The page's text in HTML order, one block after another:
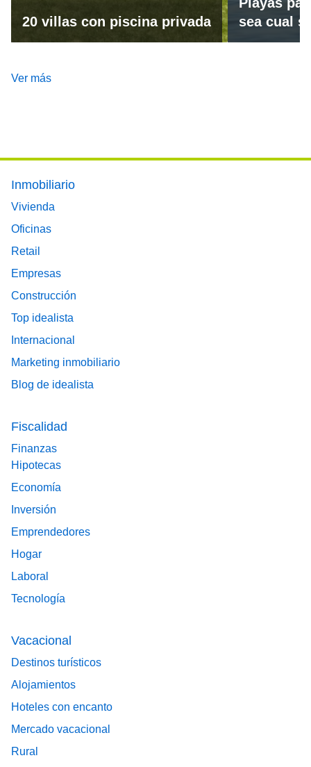
20 villas con piscina privada
sea cual
Ver más
Footer main menu
Inmobiliario
Vivienda
Oficinas
Retail
Empresas
Construcción
Top idealista
Internacional
Marketing inmobiliario
Blog de idealista
Fiscalidad
Finanzas
Hipotecas
Economía
Inversión
Emprendedores
Hogar
Laboral
Tecnología
Vacacional
Destinos turísticos
Alojamientos
Hoteles con encanto
Mercado vacacional
Rural